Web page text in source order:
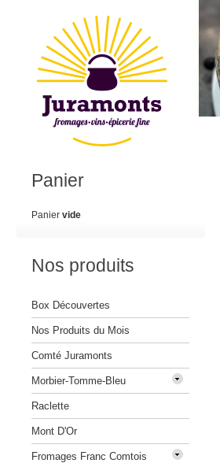
Panier
Panier vide
Nos produits
Box Découvertes
Nos Produits du Mois
Comté Juramonts
Morbier-Tomme-Bleu
Raclette
Mont D'Or
Fromages Franc Comtois